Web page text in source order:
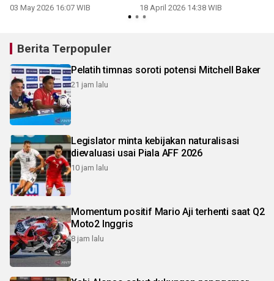
03 May 2026 16:07 WIB 18 April 2026 14:38 WIB
Berita Terpopuler
Pelatih timnas soroti potensi Mitchell Baker
21 jam lalu
Legislator minta kebijakan naturalisasi
dievaluasi usai Piala AFF 2026
10 jam lalu
Momentum positif Mario Aji terhenti saat Q2
Moto2 Inggris
8 jam lalu